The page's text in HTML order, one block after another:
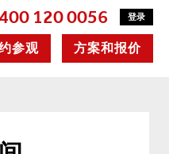
400 120 0056 登录
方案和报价
参观